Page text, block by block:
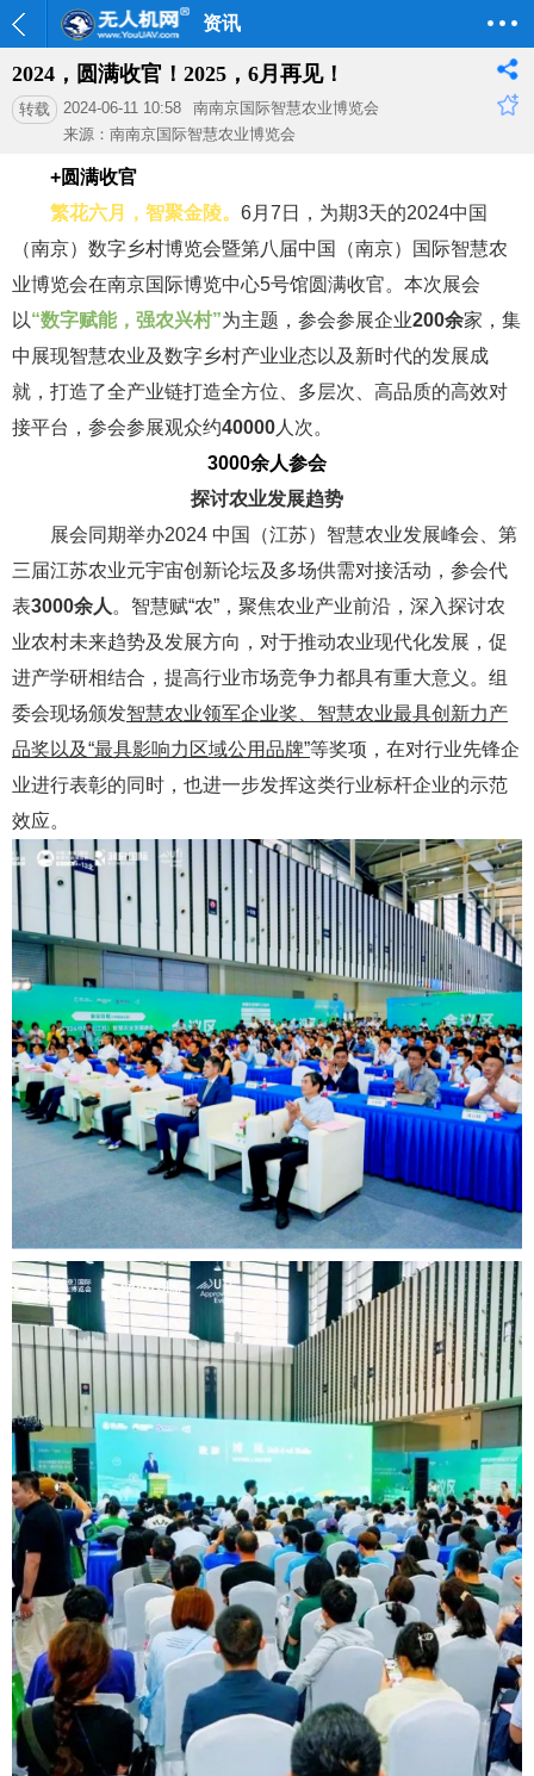
资讯
2024，圆满收官！2025，6月再见！
转载 2024-06-11 10:58
南南京国际智慧农业博览会
来源：南南京国际智慧农业博览会
+圆满收官
繁花六月，智聚金陵。 6月7日，为期3天的2024中国
（南京）数字乡村博览会暨第八届中国（南京）国际智慧农
业博览会在南京国际博览中心5号馆圆满收官。本次展会
以“数字赋能，强农兴村”为主题，参会参展企业200余家，集
中展现智慧农业及数字乡村产业业态以及新时代的发展成
就，打造了全产业链打造全方位、多层次、高品质的高效对
接平台，参会参展观众约40000 人次。
3000余人参会
探讨农业发展趋势
展会同期举办2024 中国（江苏）智慧农业发展峰会、第
三届江苏农业元宇宙创新论坛及多场供需对接活动，参会代
表3000余人 。 智慧赋“农”，聚焦农业产业前沿，深入探讨农
业农村未来趋势及发展方向，对于推动农业现代化发展，促
进产学研相结合，提高行业市场竞争力都具有重大意义。组
委会现场颁发智慧农业领军企业奖、智慧农业最具创新力产
品奖以及“最具影响力区域公用品牌”等奖项，在对行业先锋企
业进行表彰的同时，也进一步发挥这类行业标杆企业的示范
效应。